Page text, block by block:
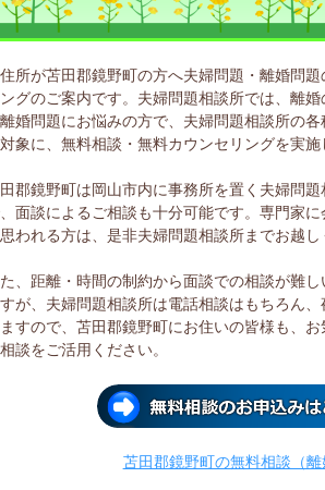
所が苫田郡鏡野町の方へ夫婦問題・離婚問
グのご案内です。夫婦問題相談所では、離婚
婚問題にお悩みの方で、夫婦問題相談所の
象に、無料相談・無料カウンセリングを実施
郡鏡野町は岡山市内に事務所を置く夫婦問
面談によるご相談も十分可能です。専門家
われる方は、是非夫婦問題相談所までお越し
、距離・時間の制約から面談での相談が難
が、夫婦問題相談所は電話相談はもちろん
すので、苫田郡鏡野町にお住いの皆様も、
談をご活用ください。
苫田郡鏡野町の無料相談（